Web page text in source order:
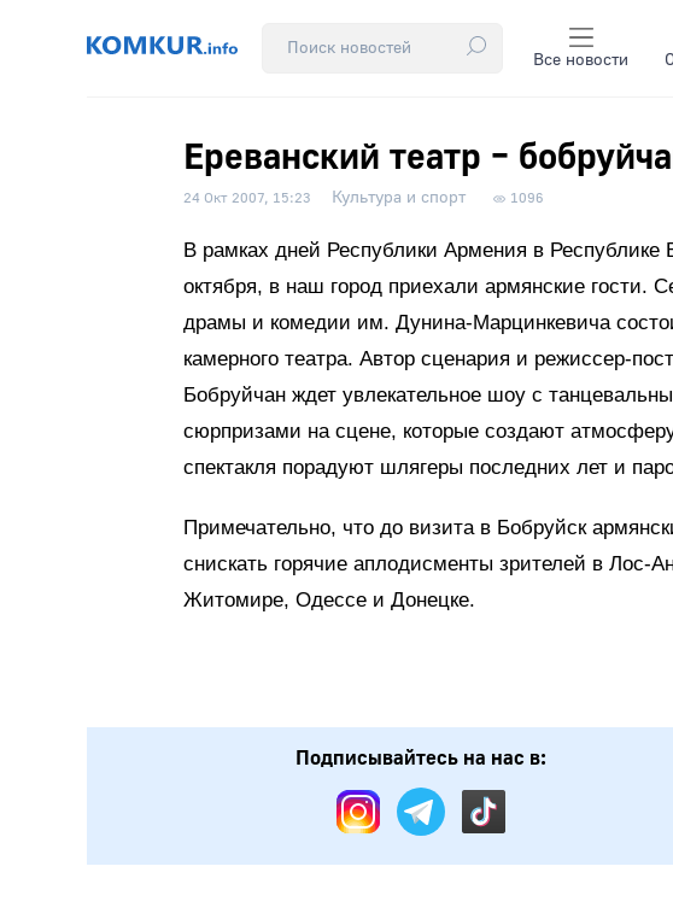
Все новости
Ереванский театр –
24 Окт 2007, 15:23 Культура и спорт 1096
В рамках дней Республики Армения в Республике
октября, в наш город приехали армянские гости.
драмы и комедии им. Дунина-Марцинкевича
камерного театра. Автор сценария и режиссер-
Бобруйчан ждет увлекательное шоу с
сюрпризами на сцене, которые создают
спектакля порадуют шлягеры последних лет и
Примечательно, что до визита в Бобруйск
снискать горячие аплодисменты зрителей в Лос-
Житомире, Одессе и Донецке.
Подписывайтесь на нас в: